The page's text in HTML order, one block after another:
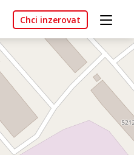
Chci inzerovat